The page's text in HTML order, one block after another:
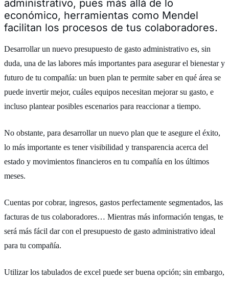
administrativo, pues más allá de lo
económico, herramientas como Mendel
facilitan los procesos de tus colaboradores.
Desarrollar un nuevo presupuesto de gasto administrativo es, sin
duda, una de las labores más importantes para asegurar el bienestar y
futuro de tu compañía: un buen plan te permite saber en qué área se
puede invertir mejor, cuáles equipos necesitan mejorar su gasto, e
incluso plantear posibles escenarios para reaccionar a tiempo.
No obstante, para desarrollar un nuevo plan que te asegure el éxito,
lo más importante es tener visibilidad y transparencia acerca del
estado y movimientos financieros en tu compañía en los últimos
meses.
Cuentas por cobrar, ingresos, gastos perfectamente segmentados, las
facturas de tus colaboradores… Mientras más información tengas, te
será más fácil dar con el presupuesto de gasto administrativo ideal
para tu compañía.
Utilizar los tabulados de excel puede ser buena opción; sin embargo,